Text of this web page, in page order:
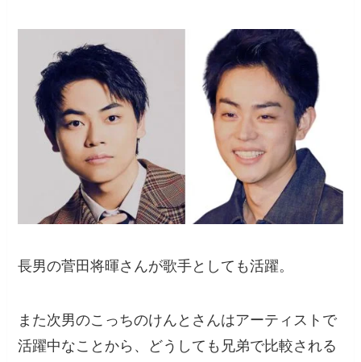
長男の菅田将暉さんが歌手としても活躍。
また次男のこっちのけんとさんはアーティストで
活躍中なことから、どうしても兄弟で比較される